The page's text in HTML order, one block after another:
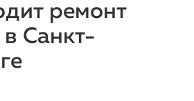
ремонт
Санкт-